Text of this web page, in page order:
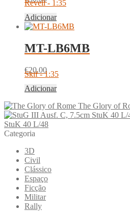
Revell - 1:35
Adicionar
MT-LB6MB
€20.00
Skif - 1:35
Adicionar
The Glory of
StuK 40 L/48
Categoria
3D
Civil
Clássico
Espaço
Ficção
Militar
Rally